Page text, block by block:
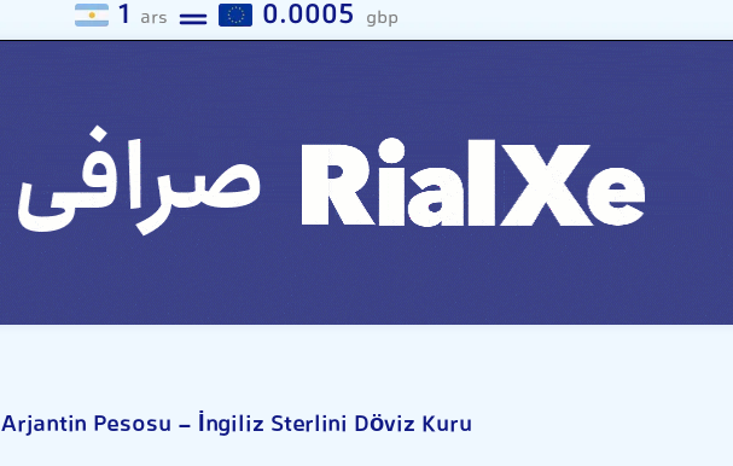
1 ars 0.0005 gbp
Arjantin Pesosu - İngiliz Sterlini Döviz Kuru